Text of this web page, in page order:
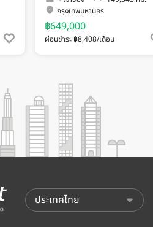
กรุงเทพมหานคร
฿649,000
ผ่อนชำระ ฿8,408/เดือน